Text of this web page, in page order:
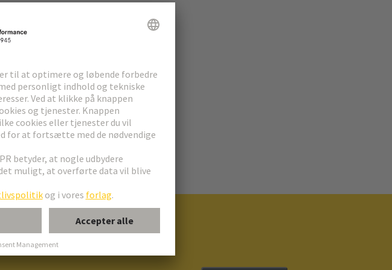
indhold på dette websted: